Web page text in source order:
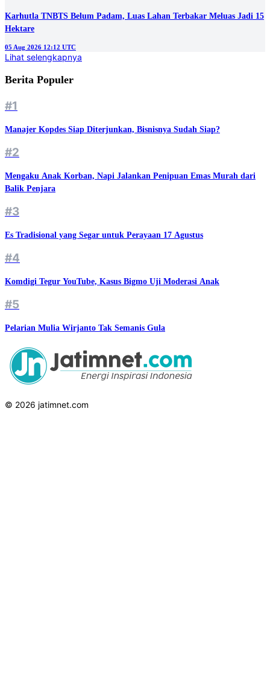
Karhutla TNBTS Belum Padam, Luas Lahan Terbakar Meluas Jadi 15
Hektare
05 Aug 2026 12:12 UTC
Lihat selengkapnya
Berita Populer
#1
Manajer Kopdes Siap Diterjunkan, Bisnisnya Sudah Siap?
#2
Mengaku Anak Korban, Napi Jalankan Penipuan Emas Murah dari
Balik Penjara
#3
Es Tradisional yang Segar untuk Perayaan 17 Agustus
#4
Komdigi Tegur YouTube, Kasus Bigmo Uji Moderasi Anak
#5
Pelarian Mulia Wirjanto Tak Semanis Gula
© 2026 jatimnet.com